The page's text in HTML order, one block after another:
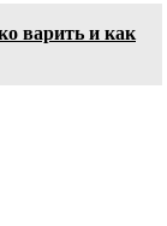
варить и как